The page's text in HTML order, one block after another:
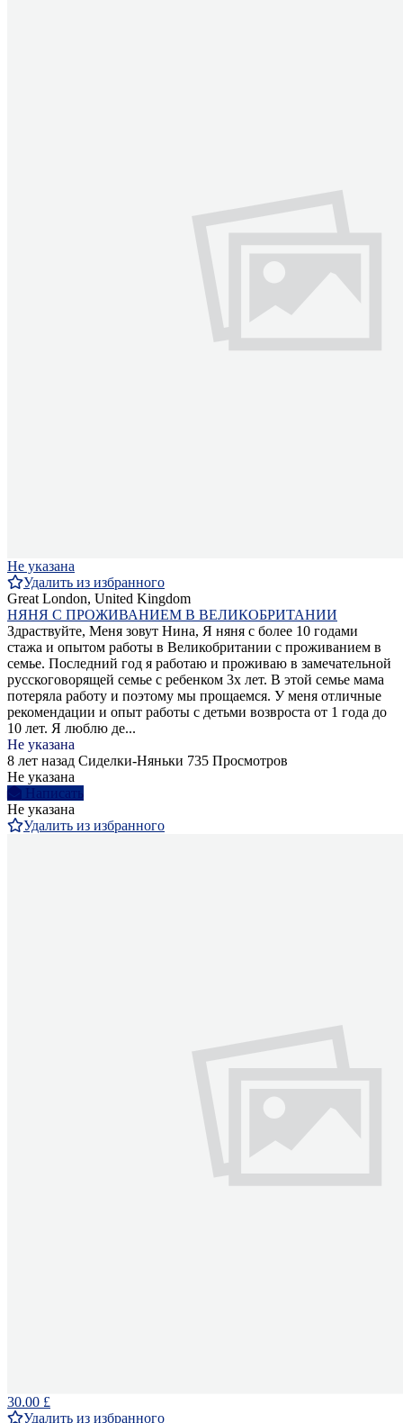
Не указана
Удалить из избранного
Great London, United Kingdom
НЯНЯ С ПРОЖИВАНИЕМ В ВЕЛИКОБРИТАНИИ
Здраствуйте, Меня зовут Нина, Я няня с более 10 годами
стажа и опытом работы в Великобритании с проживанием в
семье. Последний год я работаю и проживаю в замечательной
русскоговорящей семье с ребенком 3х лет. В этой семье мама
потеряла работу и поэтому мы прощаемся. У меня отличные
рекомендации и опыт работы с детьми возвроста от 1 года до
10 лет. Я люблю де...
Не указана
8 лет назад Сиделки-Няньки 735 Просмотров
Не указана
Написать
Не указана
Удалить из избранного
30.00 £
Удалить из избранного